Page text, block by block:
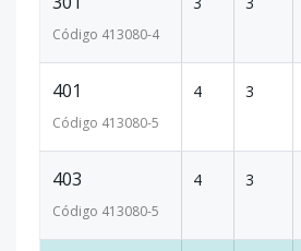
Código 413080-4
401
Código 413080-5
4 3
403
Código 413080-5
4 3